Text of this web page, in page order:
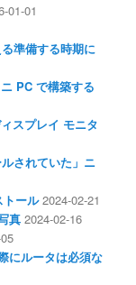
01-01
準備する時期に
PC で構築する
スプレイ モニタ
されていた」ニ
ール 2024-02-21
真 2024-02-16
にルータは必須な